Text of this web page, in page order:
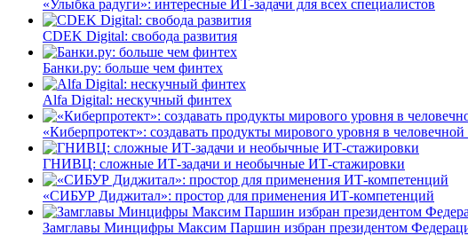
«Улыбка радуги»: интересные ИТ-задачи для всех специалистов
CDEK Digital: свобода развития
Банки.ру: больше чем финтех
Alfa Digital: нескучный финтех
«Киберпротект»: создавать продукты мирового уровня в
ГНИВЦ: сложные ИТ‑задачи и необычные ИТ‑стажировки
«СИБУР Диджитал»: простор для применения ИТ-компетенций
Замглавы Минцифры Максим Паршин избран президентом